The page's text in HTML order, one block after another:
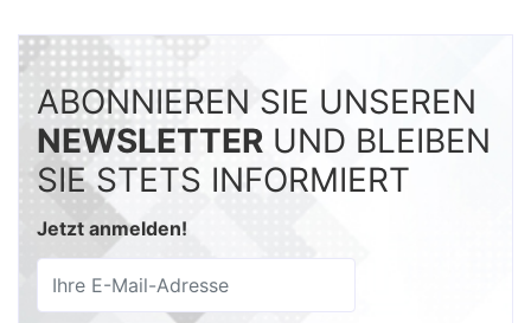
ABONNIEREN SIE UNSEREN
NEWSLETTER UND BLEIBEN
SIE STETS INFORMIERT
Jetzt anmelden!